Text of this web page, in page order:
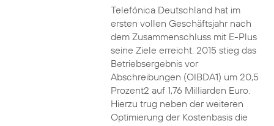
Telefónica Deutschland hat im
ersten vollen Geschäftsjahr nach
dem Zusammenschluss mit E-Plus
seine Ziele erreicht. 2015 stieg das
Betriebsergebnis vor
Abschreibungen (OIBDA1) um 20,5
Prozent2 auf 1,76 Milliarden Euro.
Hierzu trug neben der weiteren
Optimierung der Kostenbasis die